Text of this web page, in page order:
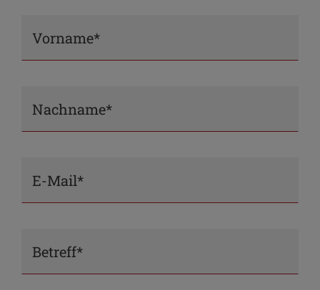
Vorname*
Nachname*
E-Mail*
Betreff*